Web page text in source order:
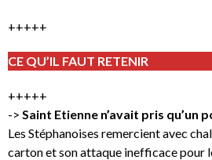
+++++
CE QU’IL FAUT RETENIR
+++++
-> Saint Etienne n’avait pris qu’un
Les Stéphanoises remercient avec
carton et son attaque inefficace pour